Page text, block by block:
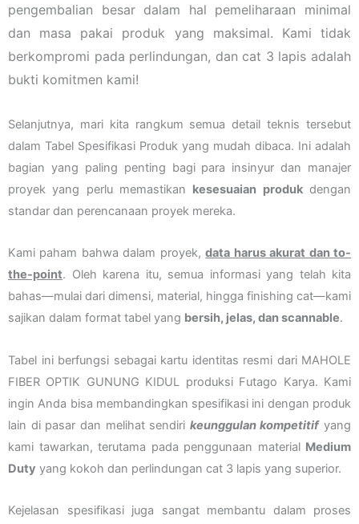
pengembalian besar dalam hal pemeliharaan minimal
dan masa pakai produk yang maksimal. Kami tidak
berkompromi pada perlindungan, dan cat 3 lapis adalah
bukti komitmen kami!
Selanjutnya, mari kita rangkum semua detail teknis tersebut
dalam Tabel Spesifikasi Produk yang mudah dibaca. Ini adalah
bagian yang paling penting bagi para insinyur dan manajer
proyek yang perlu memastikan kesesuaian produkdengan
standar dan perencanaan proyek mereka.
Kami paham bahwa dalam proyek,data harus akurat dan to-
the-point. Oleh karena itu, semua informasi yang telah kita
bahas—mulai dari dimensi, material, hingga finishing cat—kami
sajikan dalam format tabel yang bersih, jelas, dan scannable.
Tabel ini berfungsi sebagai kartu identitas resmi dari MAHOLE
FIBER OPTIK GUNUNG KIDUL produksi Futago Karya. Kami
ingin Anda bisa membandingkan spesifikasi ini dengan produk
lain di pasar dan melihat sendiri keunggulan kompetitifyang
kami tawarkan, terutama pada penggunaan material Medium
Duty yang kokoh dan perlindungan cat 3 lapis yang superior.
Kejelasan spesifikasi juga sangat membantu dalam proses